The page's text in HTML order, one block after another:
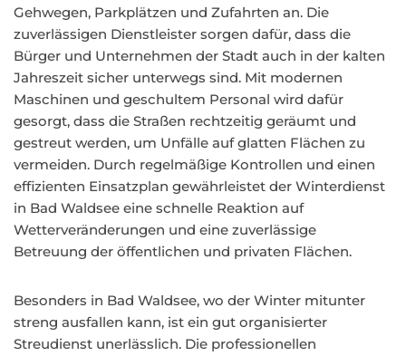
Gehwegen, Parkplätzen und Zufahrten an. Die
zuverlässigen Dienstleister sorgen dafür, dass die
Bürger und Unternehmen der Stadt auch in der kalten
Jahreszeit sicher unterwegs sind. Mit modernen
Maschinen und geschultem Personal wird dafür
gesorgt, dass die Straßen rechtzeitig geräumt und
gestreut werden, um Unfälle auf glatten Flächen zu
vermeiden. Durch regelmäßige Kontrollen und einen
effizienten Einsatzplan gewährleistet der Winterdienst
in Bad Waldsee eine schnelle Reaktion auf
Wetterveränderungen und eine zuverlässige
Betreuung der öffentlichen und privaten Flächen.
Besonders in Bad Waldsee, wo der Winter mitunter
streng ausfallen kann, ist ein gut organisierter
Streudienst unerlässlich. Die professionellen